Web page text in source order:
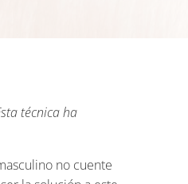
técnica ha
no cuente